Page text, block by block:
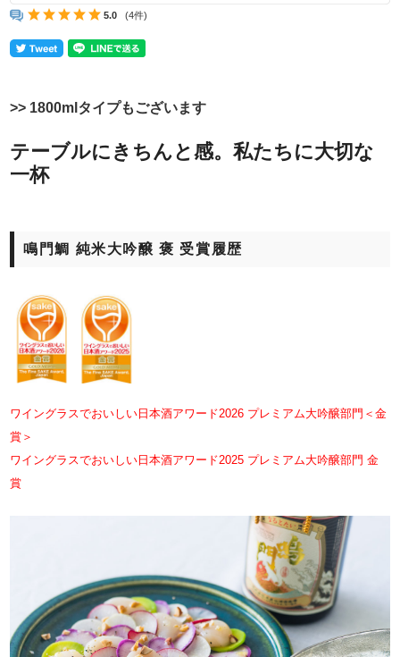
5.0 (4件)
>> 1800mlタイプもございます
テーブルにきちんと感。私たちに大切な
一杯
鳴門鯛 純米大吟醸 褒 受賞履歴
ワイングラスでおいしい日本酒アワード2026 プレミアム大吟醸部門＜金
賞＞
ワイングラスでおいしい日本酒アワード2025 プレミアム大吟醸部門 金
賞